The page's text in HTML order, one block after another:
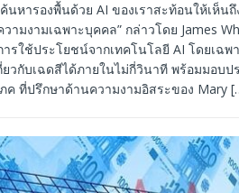
นหารองพื้นด้วย AI ของเราสะท้อนให้เห็น
ามงามเฉพาะบุคคล” กล่าวโดย James
รใช้ประโยชน์จากเทคโนโลยี AI โดยเฉพ
ยวกับเฉดสีได้ภายในไม่กี่วินาที พร้อมมอบ
ค ที่ปรึกษาด้านความงามอิสระของ Mary